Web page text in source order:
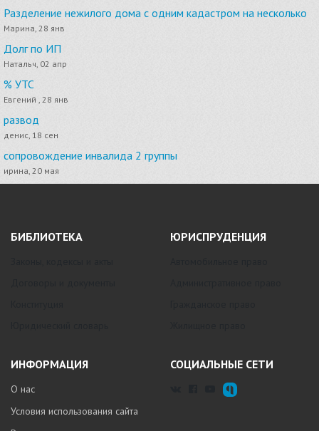
Разделение нежилого дома с одним кадастром на несколько
Марина, 28 янв
Долг по ИП
Натальч, 02 апр
% УТС
Евгений , 28 янв
развод
денис, 18 сен
сопровождение инвалида 2 группы
ирина, 20 мая
БИБЛИОТЕКА ЮРИСПРУДЕНЦИЯ
ИНФОРМАЦИЯ
О нас
Условия использования сайта
СОЦИАЛЬНЫЕ СЕТИ